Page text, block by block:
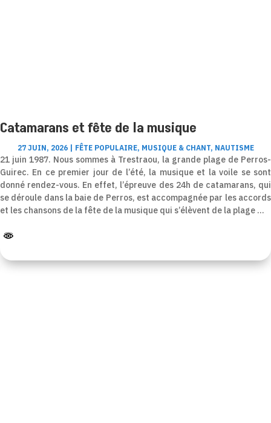
Catamarans et fête de la musique
27 JUIN, 2026| FÊTE POPULAIRE, MUSIQUE & CHANT, NAUTISME
21 juin 1987. Nous sommes à Trestraou, la grande plage de Perros-
Guirec. En ce premier jour de l’été, la musique et la voile se sont
donné rendez-vous. En effet, l’épreuve des 24h de catamarans, qui
se déroule dans la baie de Perros, est accompagnée par les accords
et les chansons de la fête de la musique qui s’élèvent de la plage …